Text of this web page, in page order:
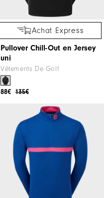
Achat Express
Pullover Chill-Out en Jersey
uni
Vêtements De Golf
135€
88€